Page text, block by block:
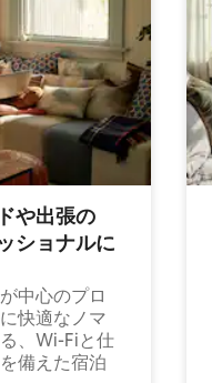
や出⁠張⁠の
シ⁠ョ⁠ナ⁠ル⁠に
中心のプロ
快適なノマ
、Wi-Fiと仕
備えた宿泊